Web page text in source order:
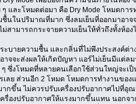
และโหมดต่อมา คือ Dry Mode โหมดการ
นในปริมาณที่มาก ซึ่งลมเย็นที่ออกมาอาจ
สามารถกระจายความเย็นให้ทั่วถึงทั้งห้อง
ะบายความชื้น และกลิ่นที่ไม่พึงประสงค์ต่า
จจะส่งผลให้เกิดปัญหา แอร์ไม่เย็นมีแต่ล
ซึ่งโหมดที่หลายคนเลือกใช้ส่วนใหญ่จะเ
เลย ส่วนอีก 2 โหมด โหมดการทำงานของ
กขึ้น ไม่ควรปรับเครื่องปรับอากาศไปที่อุ
รื่องปรับอากาศให้แรงมากขึ้นแทน นอกจ